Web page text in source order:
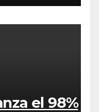
el 98%